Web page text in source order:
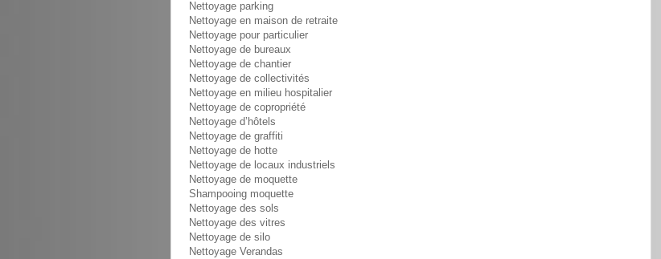
Nettoyage parking
Nettoyage en maison de retraite
Nettoyage pour particulier
Nettoyage de bureaux
Nettoyage de chantier
Nettoyage de collectivités
Nettoyage en milieu hospitalier
Nettoyage de copropriété
Nettoyage d’hôtels
Nettoyage de graffiti
Nettoyage de hotte
Nettoyage de locaux industriels
Nettoyage de moquette
Shampooing moquette
Nettoyage des sols
Nettoyage des vitres
Nettoyage de silo
Nettoyage Verandas